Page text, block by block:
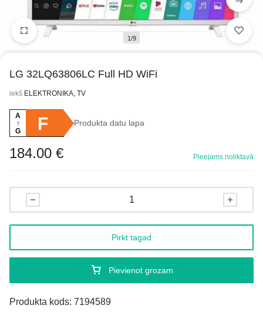
1/9
LG 32LQ63806LC Full HD WiFi
iekš ELEKTRONIKA, TV
A
↑
G
F Produkta datu lapa
184.00 € Pieejams noliktavā
Pievienot grozam
Pirkt tagad
Produkta kods: 7194589